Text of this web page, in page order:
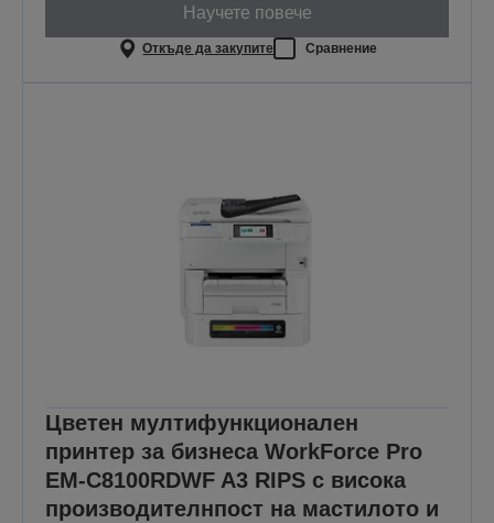
Научете повече
Откъде да закупите Сравнение
Цветен мултифункционален
принтер за бизнеса WorkForce Pro
EM-C8100RDWF A3 RIPS с висока
производителнпост на мастилото и